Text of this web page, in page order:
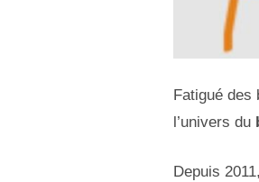
Fatigué des
l’univers du
Depuis 2011,